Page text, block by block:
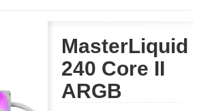
MasterLiquid
240 Core II
ARGB